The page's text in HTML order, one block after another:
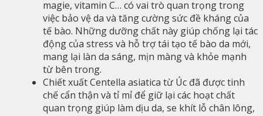
magie, vitamin C… có vai trò quan trọng trong
việc bảo vệ da và tăng cường sức đề kháng của
tế bào. Những dưỡng chất này giúp chống lại tác
động của stress và hỗ trợ tái tạo tế bào da mới,
mang lại làn da sáng, mịn màng và khỏe mạnh
từ bên trong.
Chiết xuất Centella asiatica từ Úc đã được tinh
chế cẩn thận và tỉ mỉ để giữ lại các hoạt chất
quan trọng giúp làm dịu da, se khít lỗ chân lông,